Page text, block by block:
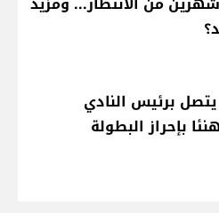
برئيس النادي
بإحراز البطولة